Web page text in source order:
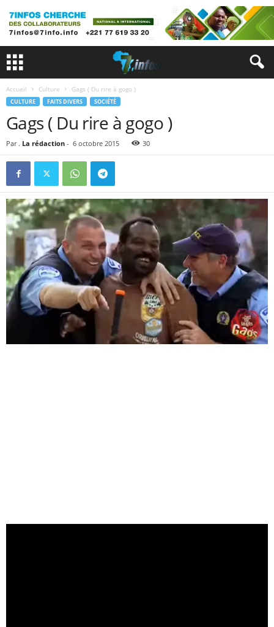
Accueil Culture Gags ( Du rire à gogo )
CULTURE FAITS DIVERS SOCIÉTÉ
Gags ( Du rire à gogo )
Par . La rédaction - 6 octobre 2015 30